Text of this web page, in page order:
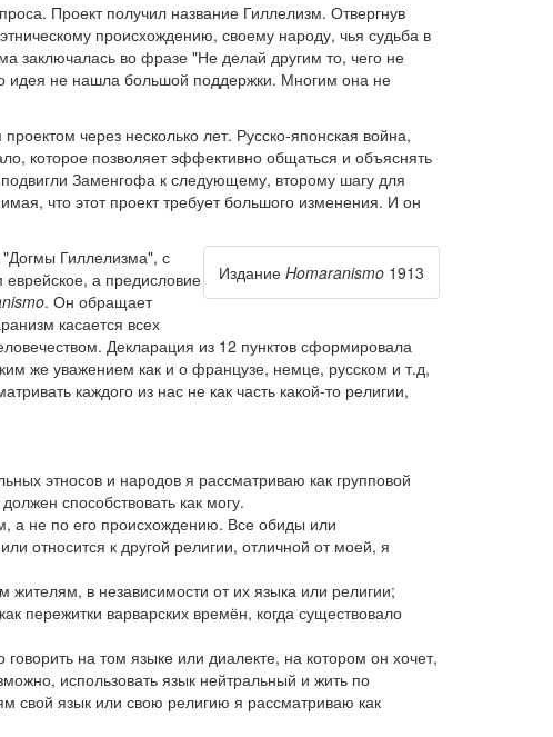
Проект получил название Гиллелизм. Отвергнув
происхождению, своему народу, чья судьба в
заключалась во фразе "Не делай другим то, чего не
идея не нашла большой поддержки. Многим она не
через несколько лет. Русско-японская война,
которое позволяет эффективно общаться и объяснять
Заменгофа к следующему, второму шагу для
что этот проект требует большого изменения. И он
Издание Homaranismo 1913
Гиллелизма", с
а предисловие
. Он обращает
касается всех
Декларация из 12 пунктов сформировала
же уважением как и о французе, немце, русском и т.д,
каждого из нас не как часть какой-то религии,
этносов и народов я рассматриваю как групповой
способствовать как могу.
а не по его происхождению. Все обиды или
относится к другой религии, отличной от моей, я
в независимости от их языка или религии;
пережитки варварских времён, когда существовало
на том языке или диалекте, на котором он хочет,
использовать язык нейтральный и жить по
свой язык или свою религию я рассматриваю как